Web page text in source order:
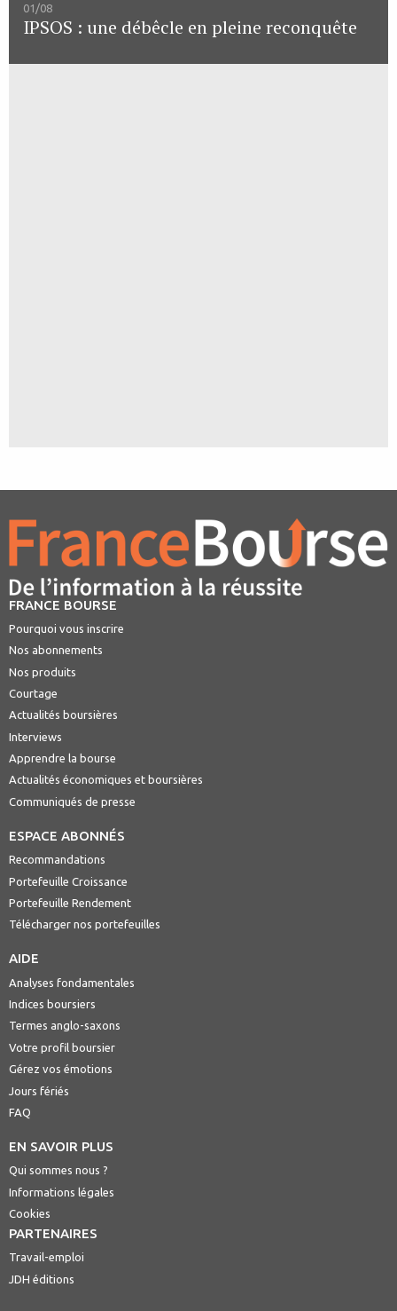
01/08
IPSOS : une débêcle en pleine reconquête
FRANCE BOURSE
Pourquoi vous inscrire
Nos abonnements
Nos produits
Courtage
Actualités boursières
Interviews
Apprendre la bourse
Actualités économiques et boursières
Communiqués de presse
ESPACE ABONNÉS
Recommandations
Portefeuille Croissance
Portefeuille Rendement
Télécharger nos portefeuilles
AIDE
Analyses fondamentales
Indices boursiers
Termes anglo-saxons
Votre profil boursier
Gérez vos émotions
Jours fériés
FAQ
EN SAVOIR PLUS
Qui sommes nous ?
Informations légales
Cookies
PARTENAIRES
Travail-emploi
JDH éditions